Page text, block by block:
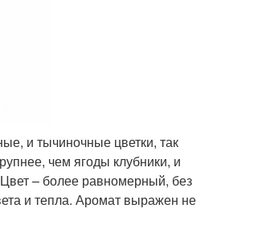
и тычиночные цветки, так
чем ягоды клубники, и
– более равномерный, без
и тепла. Аромат выражен не